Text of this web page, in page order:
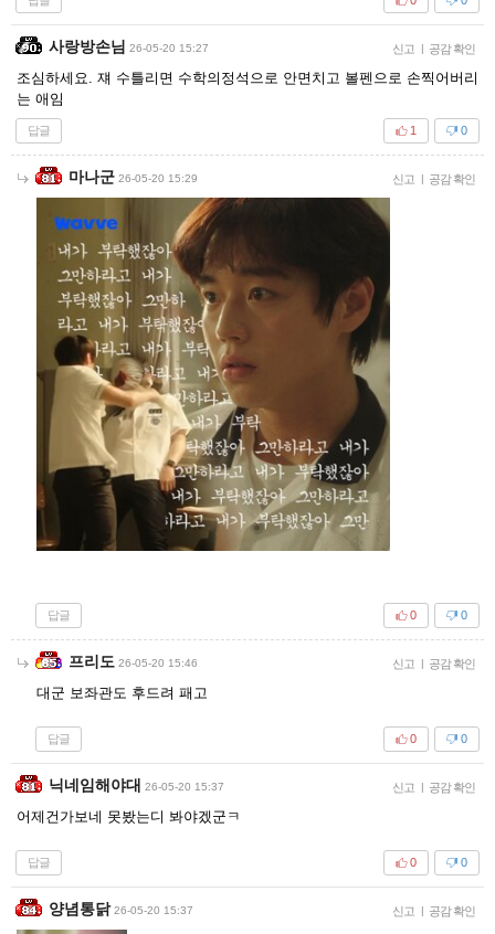
사랑방손님 26-05-20 15:27 신고 | 공감 확인
조심하세요. 쟤 수틀리면 수학의정석으로 안면치고 볼펜으로 손찍어버리
는 애임
답글 0
1
마나군 26-05-20 15:29 신고 | 공감 확인
답글 0
0
프리도 26-05-20 15:46 신고 | 공감 확인
대군 보좌관도 후드려 패고
답글 0
0
닉네임해야대 26-05-20 15:37 신고 | 공감 확인
어제건가보네 못봤는디 봐야겠군ㅋ
답글 0
0
양념통닭 26-05-20 15:37 신고 | 공감 확인